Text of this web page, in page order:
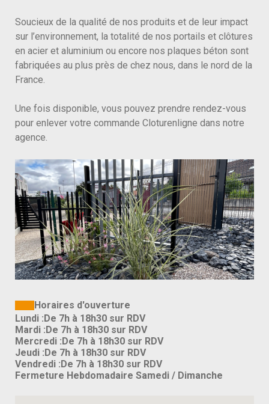
Soucieux de la qualité de nos produits et de leur impact
sur l’environnement, la totalité de nos portails et clôtures
en acier et aluminium ou encore nos plaques béton sont
fabriquées au plus près de chez nous, dans le nord de la
France.
Une fois disponible, vous pouvez prendre rendez-vous
pour enlever votre commande Cloturenligne dans notre
agence.
Horaires d'ouverture
Lundi : De 7h à 18h30 sur RDV
Mardi : De 7h à 18h30 sur RDV
Mercredi : De 7h à 18h30 sur RDV
Jeudi : De 7h à 18h30 sur RDV
Vendredi : De 7h à 18h30 sur RDV
Fermeture Hebdomadaire Samedi / Dimanche